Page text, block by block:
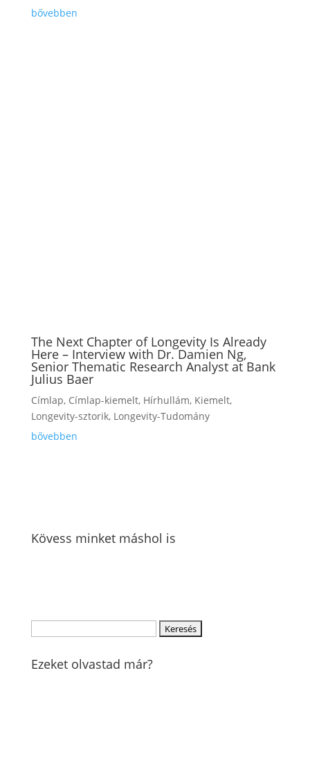
bővebben
The Next Chapter of Longevity Is Already
Here – Interview with Dr. Damien Ng,
Senior Thematic Research Analyst at Bank
Julius Baer
Címlap, Címlap-kiemelt, Hírhullám, Kiemelt,
Longevity-sztorik, Longevity-Tudomány
bővebben
Kövess minket máshol is
Ezeket olvastad már?